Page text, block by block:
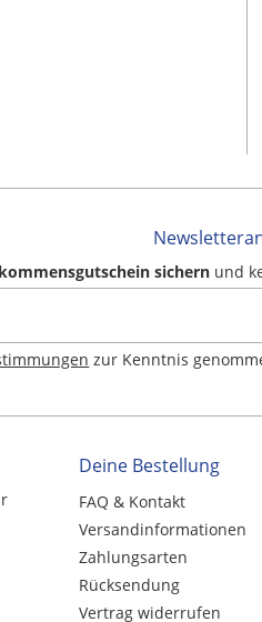
sichern und
zur Kenntnis
Deine Bestellung
FAQ & Kontakt
Versandinformationen
Zahlungsarten
Rücksendung
Vertrag widerrufen